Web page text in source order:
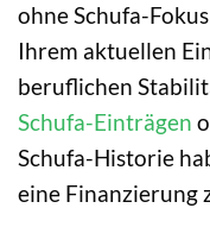
ohne Schufa-
Ihrem aktuellen
beruflichen
Schufa-Einträgen
Schufa-Historie
eine Finanzierung